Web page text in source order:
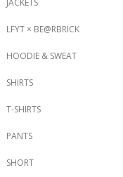
JACKETS
LFYT × BE@RBRICK
HOODIE & SWEAT
SHIRTS
T-SHIRTS
PANTS
SHORT